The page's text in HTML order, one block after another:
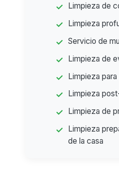
Limpieza de
Limpieza
Servicio de
Limpieza de
Limpieza
Limpieza
Limpieza de
Limpieza
de la casa